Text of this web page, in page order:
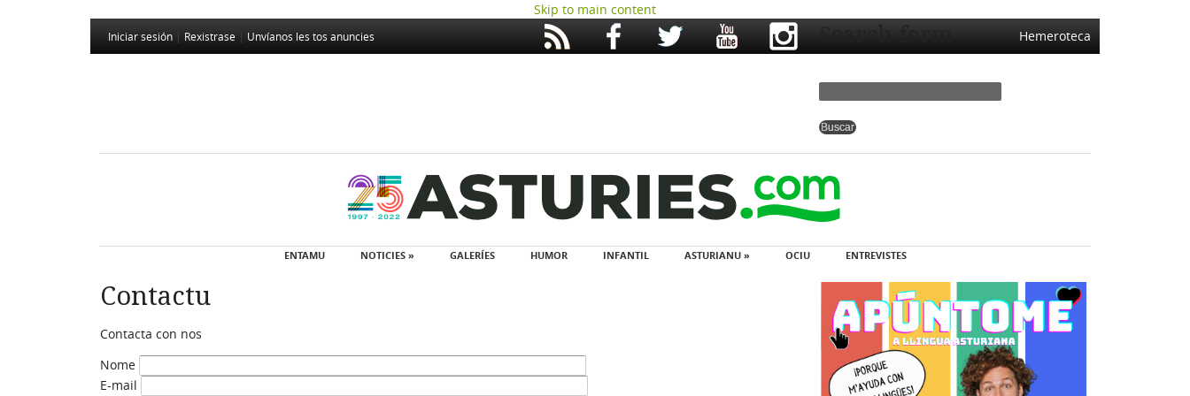
Skip to main content
Iniciar sesión Rexistrase Unvíanos les tos anuncies Hemeroteca
Search form
ENTAMU NOTICIES » GALERÍES HUMOR INFANTIL ASTURIANU » OCIU ENTREVISTES
Contactu
Contacta con nos
Nome
E-mail